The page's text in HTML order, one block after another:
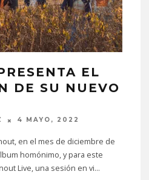
EL
DE SU NUEVO
4 MAYO, 2022
en el mes de diciembre de
homónimo, y para este
Live, una sesión en vi...